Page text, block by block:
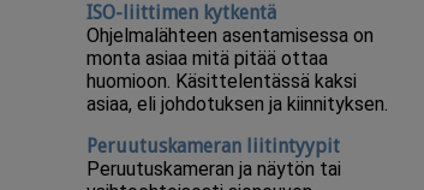
ISO-liittimen kytkentä
Ohjelmalähteen asentamisessa on
monta asiaa mitä pitää ottaa
huomioon. Käsittelentässä kaksi
asiaa, eli johdotuksen ja kiinnityksen.
Peruutuskameran liitintyypit
Peruutuskameran ja näytön tai